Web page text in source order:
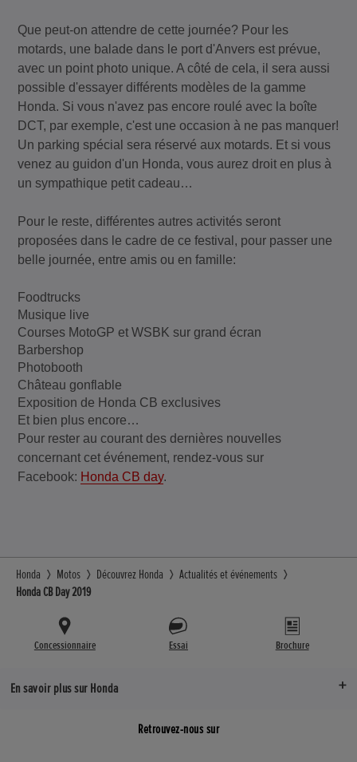
Que peut-on attendre de cette journée? Pour les
motards, une balade dans le port d'Anvers est prévue,
avec un point photo unique. A côté de cela, il sera aussi
possible d'essayer différents modèles de la gamme
Honda. Si vous n'avez pas encore roulé avec la boîte
DCT, par exemple, c'est une occasion à ne pas manquer!
Un parking spécial sera réservé aux motards. Et si vous
venez au guidon d'un Honda, vous aurez droit en plus à
un sympathique petit cadeau…
Pour le reste, différentes autres activités seront
proposées dans le cadre de ce festival, pour passer une
belle journée, entre amis ou en famille:
Foodtrucks
Musique live
Courses MotoGP et WSBK sur grand écran
Barbershop
Photobooth
Château gonflable
Exposition de Honda CB exclusives
Et bien plus encore…
Pour rester au courant des dernières nouvelles
concernant cet événement, rendez-vous sur
Facebook: Honda CB day.
Honda Motos Découvrez Honda
Actualités et événements
Honda CB Day 2019
Concessionnaire Essai Brochure
En savoir plus sur Honda
Retrouvez-nous sur